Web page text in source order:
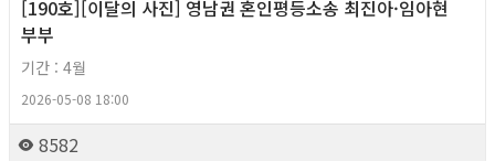
[190호][이달의 사진] 영남권 혼인평등소송 최진아·임아현
부부
기간 : 4월
2026-05-08 18:00
8582